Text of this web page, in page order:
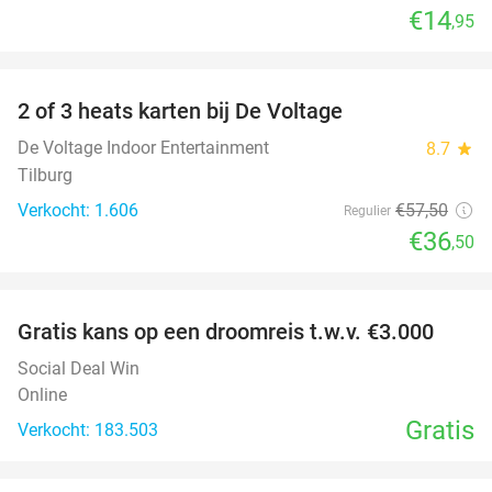
€14,95
2 of 3 heats karten bij De Voltage
De Voltage Indoor Entertainment 8.7 star
Tilburg
Verkocht: 1.606
Regulier €57,50
€36,50
Gratis kans op een droomreis t.w.v. €3.000
Social Deal Win
Online
Verkocht: 183.503
Gratis